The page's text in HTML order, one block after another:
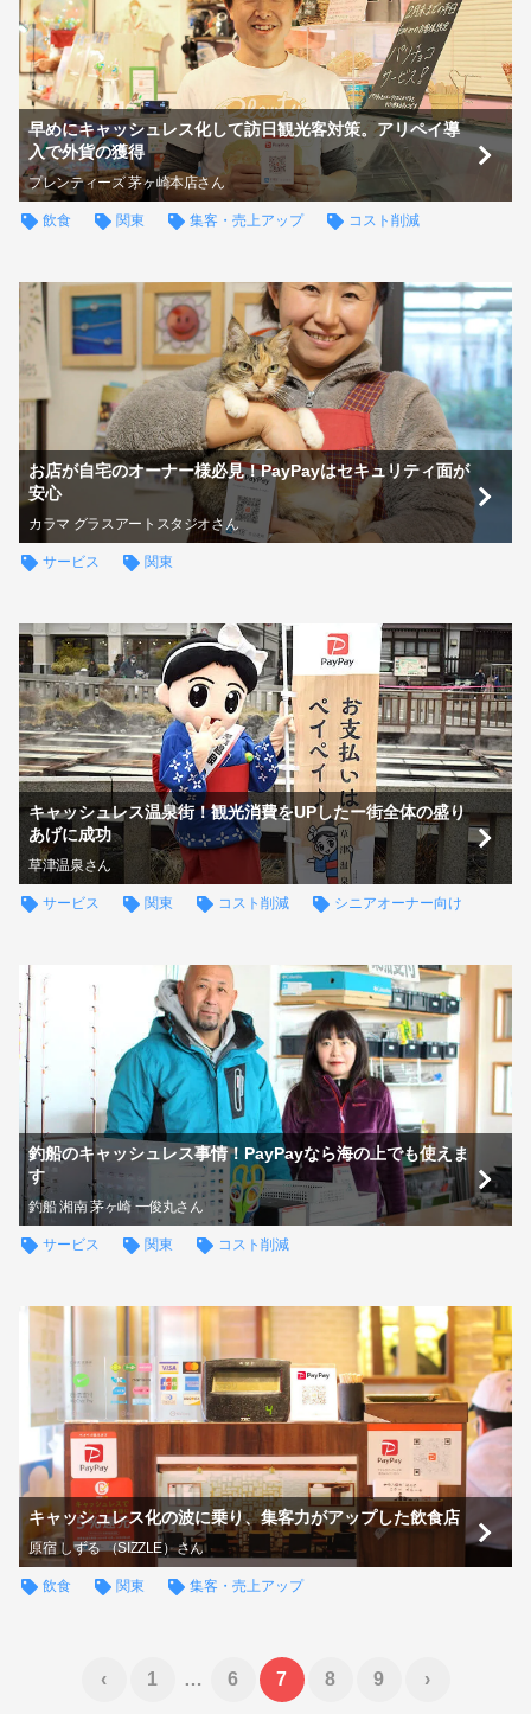
早めにキャッシュレス化して訪日観光客対策。アリペイ導
入で外貨の獲得
プレンティーズ 茅ヶ崎本店さん
飲食 関東 集客・売上アップ コスト削減
お店が自宅のオーナー様必見！PayPayはセキュリティ面が
安心
カラマ グラスアートスタジオさん
サービス 関東
キャッシュレス温泉街！観光消費をUPしたー街全体の盛り
あげに成功
草津温泉さん
サービス 関東 コスト削減 シニアオーナー向け
釣船のキャッシュレス事情！PayPayなら海の上でも使えま
す
釣船 湘南 茅ヶ崎 一俊丸さん
サービス 関東 コスト削減
キャッシュレス化の波に乗り、集客力がアップした飲食店
原宿 しずる （SIZZLE）さん
飲食 関東 集客・売上アップ
‹ 1 … 6 7 8 9 ›